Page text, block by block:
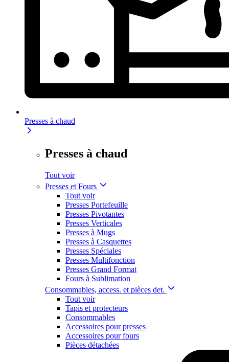
Presses à chaud
Presses à chaud
Tout voir
Presses et Fours
Tout voir
Presses Portefeuille
Presses Pivotantes
Presses Verticales
Presses à Mugs
Presses à Casquettes
Presses Spéciales
Presses Multifonction
Presses Grand Format
Fours à Sublimation
Consommables, access. et pièces det.
Tout voir
Tapis et protecteurs
Consommables
Accessoires pour presses
Accessoires pour fours
Pièces détachées